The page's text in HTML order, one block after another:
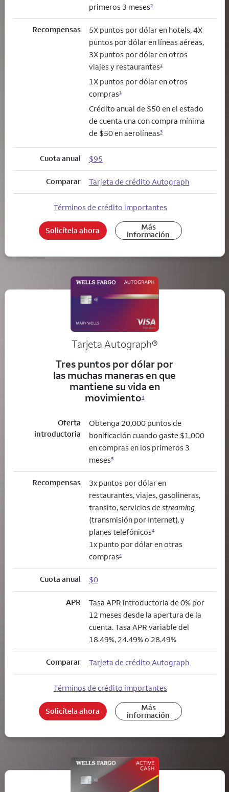
primeros 3 meses2
Recompensas
5X puntos por dólar en hotels, 4X
puntos por dólar en líneas aéreas,
3X puntos por dólar en otros
viajes y restaurantes1
1X puntos por dólar en otros
compras1
Crédito anual de $50 en el estado
de cuenta una con compra mínima
de $50 en aerolíneas3
Cuota anual $95
Comparar Tarjeta de crédito Autograph
Términos de crédito importantes
Solicítela ahora Más
información
Tarjeta Autograph®
Tres puntos por dólar por
las muchas maneras en que
mantiene su vida en
movimiento4
Oferta
introductoria
Obtenga 20,000 puntos de
bonificación cuando gaste $1,000
en compras en los primeros 3
meses5
Recompensas
3x puntos por dólar en
restaurantes, viajes, gasolineras,
transito, servicios destreaming
(transmisión por Internet), y
planes telefónicos4
1x punto por dólar en otras
compras4
Cuota anual $0
APR
Tasa APR introductoria de 0% por
12 meses desde la apertura de la
cuenta. Tasa APR variable del
18.49%, 24.49% o 28.49%
Comparar Tarjeta de crédito Autograph
Términos de crédito importantes
Solicítela ahora Más
información